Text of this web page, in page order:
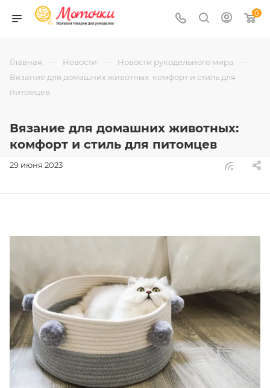
0
Главная — Новости — Новости рукодельного мира —
Вязание для домашних животных: комфорт и стиль для
питомцев
Вязание для домашних животных:
комфорт и стиль для питомцев
29 июня 2023